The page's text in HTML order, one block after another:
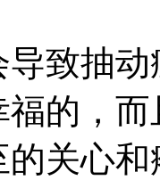
抽动
的，
关心